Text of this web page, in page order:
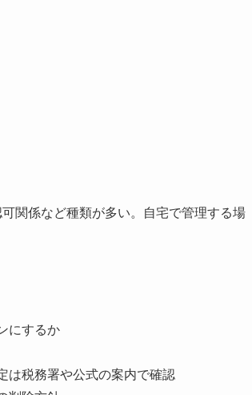
関係など種類が多い。自宅で管理する場
にするか
は税務署や公式の案内で確認